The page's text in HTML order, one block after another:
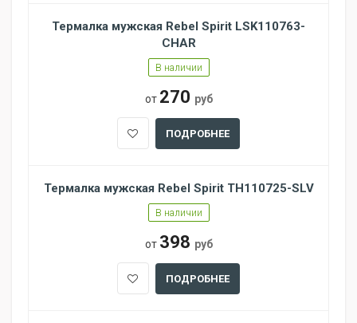
Термалка мужская Rebel Spirit LSK110763-
CHAR
В наличии
от 270 руб
ПОДРОБНЕЕ
Термалка мужская Rebel Spirit TH110725-SLV
В наличии
от 398 руб
ПОДРОБНЕЕ